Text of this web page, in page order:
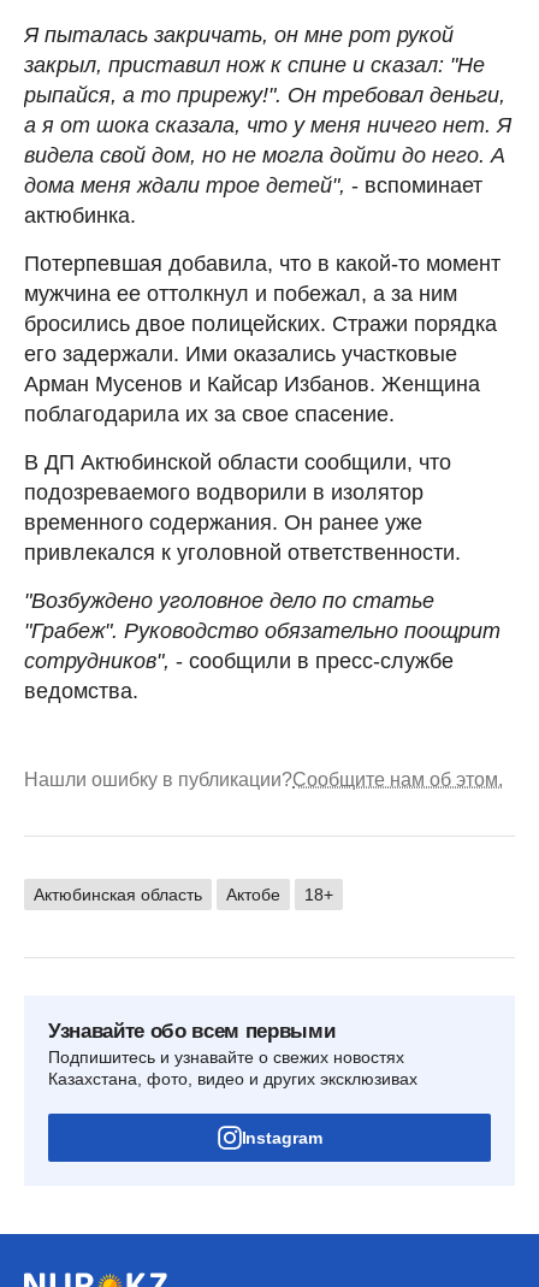
Я пыталась закричать, он мне рот рукой
закрыл, приставил нож к спине и сказал: "Не
рыпайся, а то прирежу!". Он требовал деньги,
а я от шока сказала, что у меня ничего нет. Я
видела свой дом, но не могла дойти до него. А
дома меня ждали трое детей", - вспоминает
актюбинка.
Потерпевшая добавила, что в какой-то момент
мужчина ее оттолкнул и побежал, а за ним
бросились двое полицейских. Стражи порядка
его задержали. Ими оказались участковые
Арман Мусенов и Кайсар Избанов. Женщина
поблагодарила их за свое спасение.
В ДП Актюбинской области сообщили, что
подозреваемого водворили в изолятор
временного содержания. Он ранее уже
привлекался к уголовной ответственности.
"Возбуждено уголовное дело по статье
"Грабеж". Руководство обязательно поощрит
сотрудников", - сообщили в пресс-службе
ведомства.
Нашли ошибку в публикации?Сообщите нам об этом.
Актюбинская область Актобе 18+
Узнавайте обо всем первыми
Подпишитесь и узнавайте о свежих новостях
Казахстана, фото, видео и других эксклюзивах
Instagram